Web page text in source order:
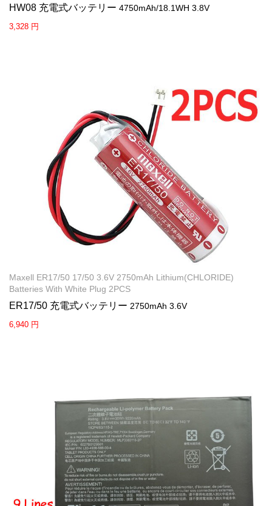
HW08 充電式バッテリー 4750mAh/18.1WH 3.8V
3,328 円
Maxell ER17/50 17/50 3.6V 2750mAh Lithium(CHLORIDE)
Batteries With White Plug 2PCS
ER17/50 充電式バッテリー 2750mAh 3.6V
6,940 円